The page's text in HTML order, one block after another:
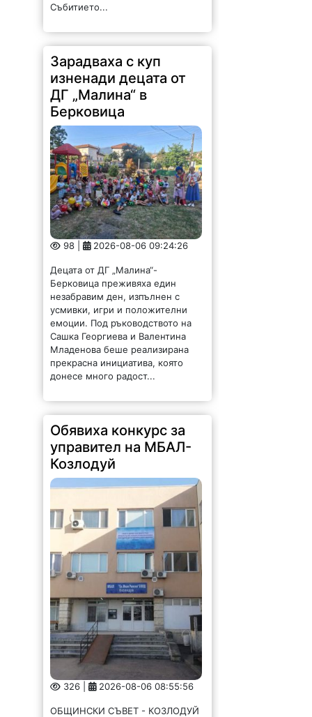
Събитието...
Зарадваха с куп
изненади децата от
ДГ „Малина“ в
Берковица
98 | 2026-08-06 09:24:26
Децата от ДГ „Малина“-
Берковица преживяха един
незабравим ден, изпълнен с
усмивки, игри и положителни
емоции. Под ръководството на
Сашка Георгиева и Валентина
Младенова беше реализирана
прекрасна инициатива, която
донесе много радост...
Обявиха конкурс за
управител на МБАЛ-
Козлодуй
326 | 2026-08-06 08:55:56
ОБЩИНСКИ СЪВЕТ - КОЗЛОДУЙ